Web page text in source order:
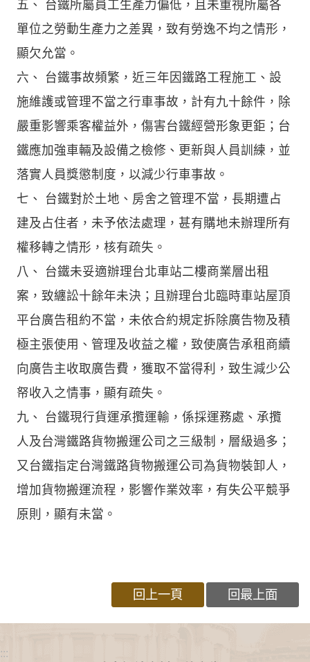
五、 台鐵所屬員工生產力偏低，且未重視所屬各
單位之勞動生產力之差異，致有勞逸不均之情形，
顯欠允當。
六、 台鐵事故頻繁，近三年因鐵路工程施工、設
施維護或管理不當之行車事故，計有九十餘件，除
嚴重影響乘客權益外，傷害台鐵經營形象更鉅；台
鐵應加強車輛及設備之檢修、更新與人員訓練，並
落實人員獎懲制度，以減少行車事故。
七、 台鐵對於土地、房舍之管理不當，長期遭占
建及占住者，未予依法處理，甚有購地未辦理所有
權移轉之情形，核有疏失。
八、 台鐵未妥適辦理台北車站二樓商業層出租
案，致纏訟十餘年未決；且辦理台北臨時車站屋頂
平台廣告租約不當，未依合約規定拆除廣告物及積
極主張使用、管理及收益之權，致使廣告承租商續
向廣告主收取廣告費，獲取不當得利，致生減少公
帑收入之情事，顯有疏失。
九、 台鐵現行貨運承攬運輸，係採運務處、承攬
人及台灣鐵路貨物搬運公司之三級制，層級過多；
又台鐵指定台灣鐵路貨物搬運公司為貨物裝卸人，
增加貨物搬運流程，影響作業效率，有失公平競爭
原則，顯有未當。
回上一頁 回最上面
:::